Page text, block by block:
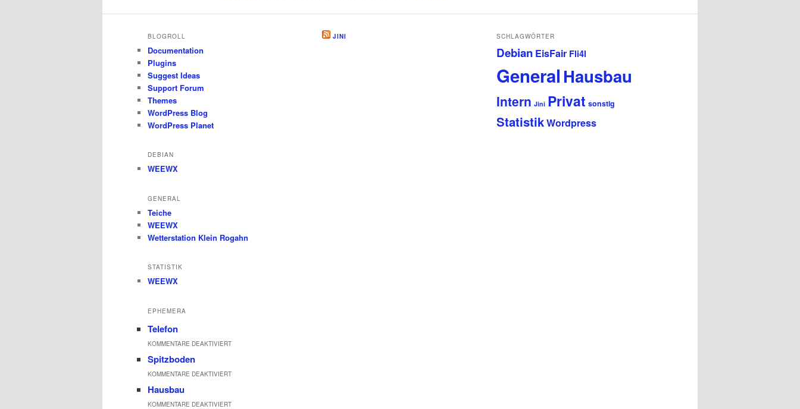
BLOGROLL
Documentation
Plugins
Suggest Ideas
Support Forum
Themes
WordPress Blog
WordPress Planet
DEBIAN
WEEWX
GENERAL
Teiche
WEEWX
Wetterstation Klein Rogahn
STATISTIK
WEEWX
EPHEMERA
Telefon
KOMMENTARE DEAKTIVIERTFÜR
Spitzboden
KOMMENTARE DEAKTIVIERTFÜR
Hausbau
KOMMENTARE DEAKTIVIERTFÜR
JINI SCHLAGWÖRTER
Debian EisFair Fli4l
GeneralHausbau
Intern Jini Privat sonstig
StatistikWordpress